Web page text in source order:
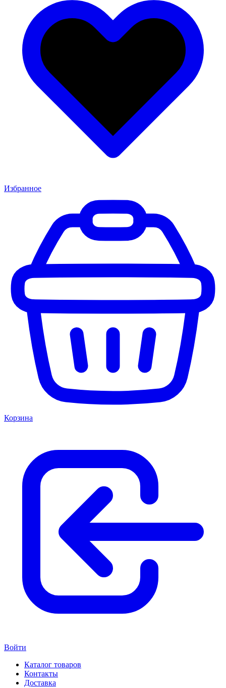
Избранное
Корзина
Войти
Каталог товаров
Контакты
Доставка